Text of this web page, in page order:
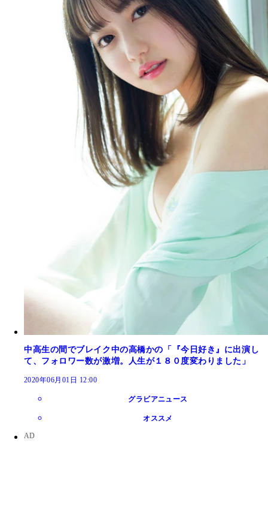
中高生の間でブレイク中の高橋かの「『今日好き』に出演し
て、フォロワー数が激増。人生が１８０度変わりました」
2020年06月01日 12:00
グラビアニュース
オススメ